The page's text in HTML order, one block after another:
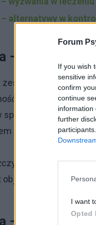
Forum
If you wish
sensitive
confirm
continue
information
further
I want
Opted
alternatywy w
– definicja i
zespołem
jasnego myślenia,
życia, choć
choroba
występują po
– objawy